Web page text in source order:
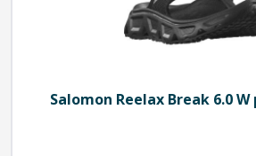
Salomon Reelax Break 6.0